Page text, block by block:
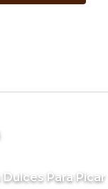
Dulces Para Picar